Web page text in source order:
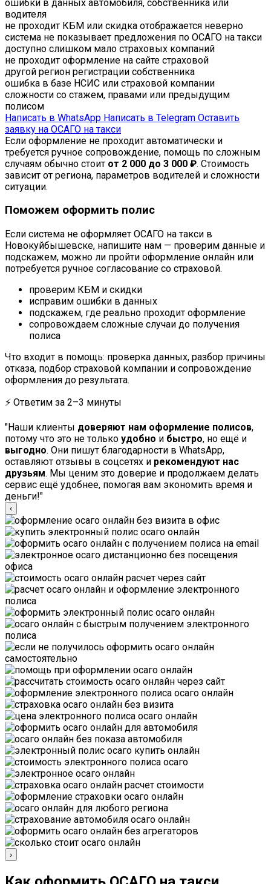
ошибки в данных автомобиля, собственника или
водителя
не проходит КБМ или скидка отображается неверно
система не показывает предложения по ОСАГО на такси
доступно слишком мало страховых компаний
не проходит оформление на сайте страховой
другой регион регистрации собственника
ошибка в базе НСИС или страховой компании
сложности со стажем, правами или предыдущим
полисом
Написать в WhatsApp Написать в Telegram Оставить
заявку на ОСАГО на такси
Если оформление не проходит автоматически и
требуется ручное сопровождение, помощь по сложным
случаям обычно стоит от 2 000 до 3 000 ₽. Стоимость
зависит от региона, параметров водителей и сложности
ситуации.
Поможем оформить полис
Если система не оформляет ОСАГО на такси в
Новокуйбышевске, напишите нам — проверим данные и
подскажем, можно ли пройти оформление онлайн или
потребуется ручное согласование со страховой.
проверим КБМ и скидки
исправим ошибки в данных
подскажем, где реально проходит оформление
сопровождаем сложные случаи до получения
полиса
Что входит в помощь: проверка данных, разбор причины
отказа, подбор страховой компании и сопровождение
оформления до результата.
⚡ Ответим за 2–3 минуты
"Наши клиенты доверяют нам оформление полисов,
потому что это не только удобно и быстро, но ещё и
выгодно. Они пишут благодарности в WhatsApp,
оставляют отзывы в соцсетях и рекомендуют нас
друзьям. Мы ценим это доверие и продолжаем делать
сервис ещё удобнее, помогая вам экономить время и
деньги!"
‹
›